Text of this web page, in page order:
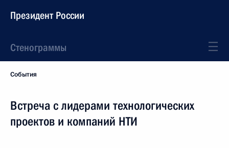
Президент России
Стенограммы
События
Встреча с лидерами технологических
проектов и компаний НТИ